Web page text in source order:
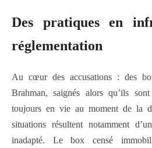
Des pratiques en
réglementation
Au cœur des accusations : des
Brahman, saignés alors qu’ils
toujours en vie au moment de la
situations résultent notamment
inadapté. Le box censé